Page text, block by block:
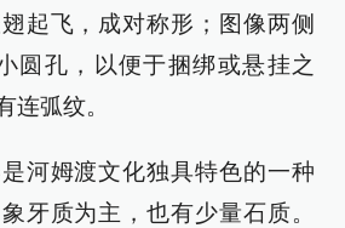
起飞，成对称形；图像两侧
圆孔，以便于捆绑或悬挂之
连弧纹。
河姆渡文化独具特色的一种
牙质为主，也有少量石质。